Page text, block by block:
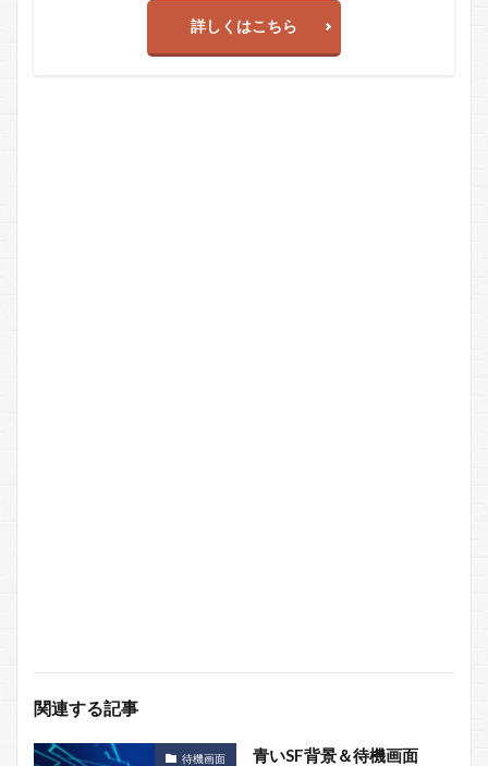
詳しくはこちら
関連する記事
待機画面 青いSF背景＆待機画面